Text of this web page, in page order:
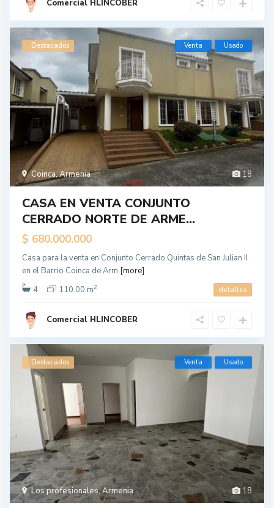
Comercial HLINCOBER
18
Coinca,Armenia
Destacados Venta Usado
CASA EN VENTA CONJUNTO
CERRADO NORTE DE ARME...
$ 680.000.000
Casa para la venta en Conjunto Cerrado Quintas de San Julian II
en el Barrio Coinca de Arm [more]
4
110.00 m2 detalles
Comercial HLINCOBER
18
Los profesionales,Armenia
Destacados Venta Usado